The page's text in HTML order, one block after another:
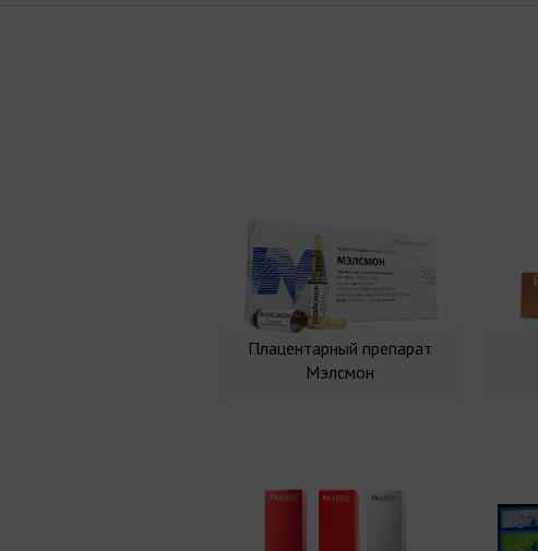
Плацентарный препарат
Мэлсмон